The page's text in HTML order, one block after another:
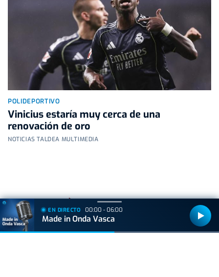
POLIDEPORTIVO
Vinicius estaría muy cerca de una
renovación de oro
NOTICIAS TALDEA MULTIMEDIA
Lo+ leído
ACTUALIDAD
EN DIRECTO 00:00 - 06:00
Made in Onda Vasca